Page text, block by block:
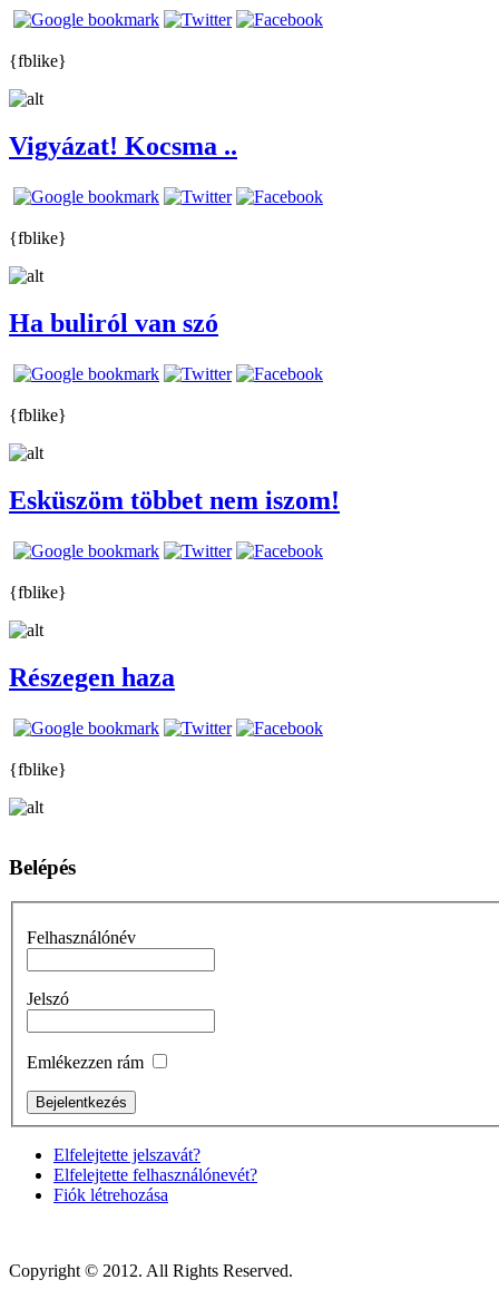
{fblike}
Vigyázat! Kocsma ..
{fblike}
Ha buliról van szó
{fblike}
Esküszöm többet nem iszom!
{fblike}
Részegen haza
{fblike}
Belépés
Felhasználónév
Jelszó
Emlékezzen rám
Elfelejtette jelszavát?
Elfelejtette felhasználónevét?
Fiók létrehozása
Copyright © 2012. All Rights Reserved.